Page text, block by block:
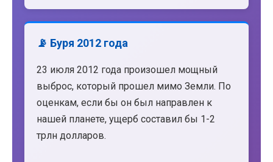
📡 Буря 2012 года
23 июля 2012 года произошел мощный
выброс, который прошел мимо Земли. По
оценкам, если бы он был направлен к
нашей планете, ущерб составил бы 1-2
трлн долларов.